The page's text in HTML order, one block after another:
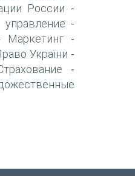
России -
-
Маркетинг-
України -
-